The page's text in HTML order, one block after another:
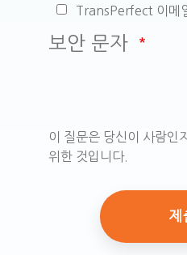
TransPerfect 이메
보안 문자
이 질문은 당신이 사람인
위한 것입니다.